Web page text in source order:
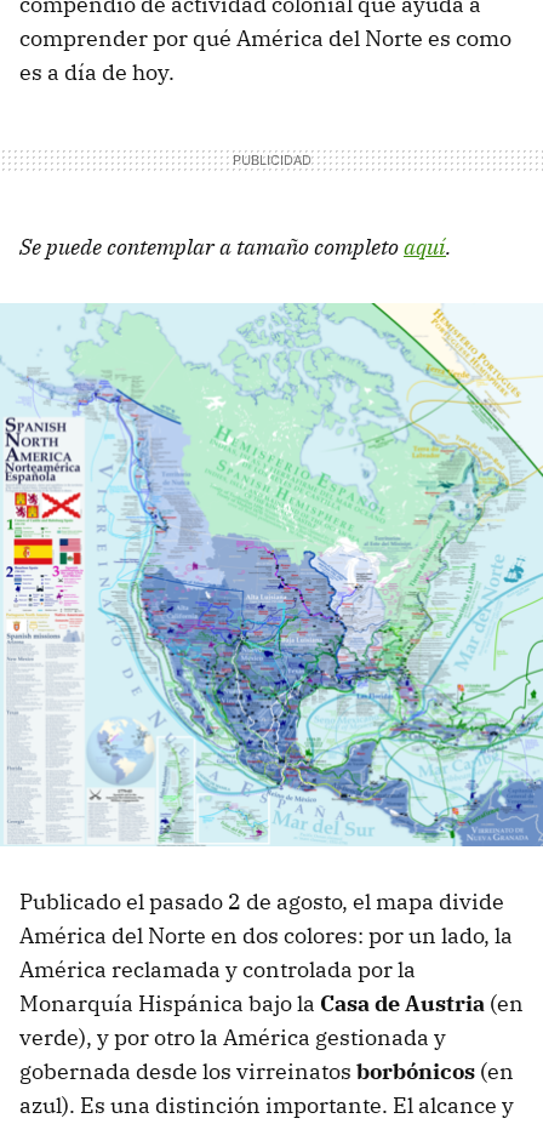
comprender por qué América del Norte es como
es a día de hoy.
Se puede contemplar a tamaño completoaquí.
Publicado el pasado 2 de agosto, el mapa divide
América del Norte en dos colores: por un lado, la
América reclamada y controlada por la
Monarquía Hispánica bajo la Casa de Austria (en
verde), y por otro la América gestionada y
gobernada desde los virreinatos borbónicos (en
azul). Es una distinción importante. El alcance y